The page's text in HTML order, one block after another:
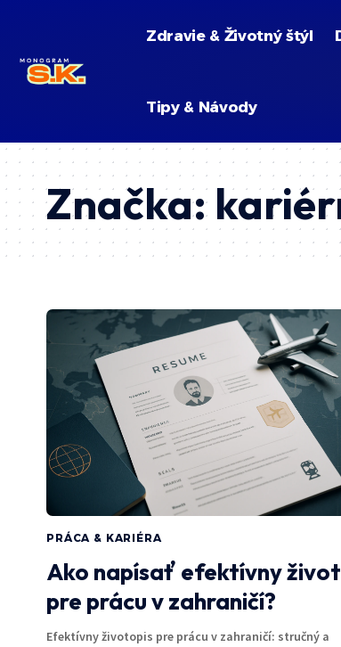
Zdravie & Životný štýl
Tipy & Návody
Značka:
PRÁCA & KARIÉRA
Ako napísať efektívny
pre prácu v zahraničí?
Efektívny životopis pre prácu v zahraničí: stručný a